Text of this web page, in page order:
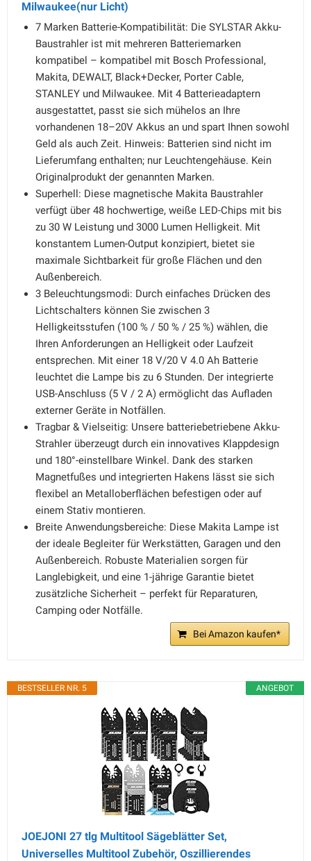
Milwaukee(nur Licht)
7 Marken Batterie-Kompatibilität: Die SYLSTAR Akku-
Baustrahler ist mit mehreren Batteriemarken
kompatibel – kompatibel mit Bosch Professional,
Makita, DEWALT, Black+Decker, Porter Cable,
STANLEY und Milwaukee. Mit 4 Batterieadaptern
ausgestattet, passt sie sich mühelos an Ihre
vorhandenen 18–20V Akkus an und spart Ihnen sowohl
Geld als auch Zeit. Hinweis: Batterien sind nicht im
Lieferumfang enthalten; nur Leuchtengehäuse. Kein
Originalprodukt der genannten Marken.
Superhell: Diese magnetische Makita Baustrahler
verfügt über 48 hochwertige, weiße LED-Chips mit bis
zu 30 W Leistung und 3000 Lumen Helligkeit. Mit
konstantem Lumen-Output konzipiert, bietet sie
maximale Sichtbarkeit für große Flächen und den
Außenbereich.
3 Beleuchtungsmodi: Durch einfaches Drücken des
Lichtschalters können Sie zwischen 3
Helligkeitsstufen (100 % / 50 % / 25 %) wählen, die
Ihren Anforderungen an Helligkeit oder Laufzeit
entsprechen. Mit einer 18 V/20 V 4.0 Ah Batterie
leuchtet die Lampe bis zu 6 Stunden. Der integrierte
USB-Anschluss (5 V / 2 A) ermöglicht das Aufladen
externer Geräte in Notfällen.
Tragbar & Vielseitig: Unsere batteriebetriebene Akku-
Strahler überzeugt durch ein innovatives Klappdesign
und 180°-einstellbare Winkel. Dank des starken
Magnetfußes und integrierten Hakens lässt sie sich
flexibel an Metalloberflächen befestigen oder auf
einem Stativ montieren.
Breite Anwendungsbereiche: Diese Makita Lampe ist
der ideale Begleiter für Werkstätten, Garagen und den
Außenbereich. Robuste Materialien sorgen für
Langlebigkeit, und eine 1-jährige Garantie bietet
zusätzliche Sicherheit – perfekt für Reparaturen,
Camping oder Notfälle.
Bei Amazon kaufen*
ANGEBOT
BESTSELLER NR. 5
JOEJONI 27 tlg Multitool Sägeblätter Set,
Universelles Multitool Zubehör, Oszillierendes